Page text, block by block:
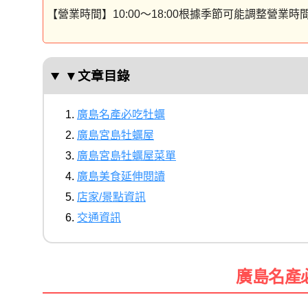
【營業時間】10:00〜18:00根據季節可能調整營業時
▼文章目錄
廣島名產必吃牡蠣
廣島宮島牡蠣屋
廣島宮島牡蠣屋菜單
廣島美食延伸閱讀
店家/景點資訊
交通資訊
廣島名產